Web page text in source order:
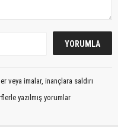
veya imalar, inançlara saldırı
yazılmış yorumlar